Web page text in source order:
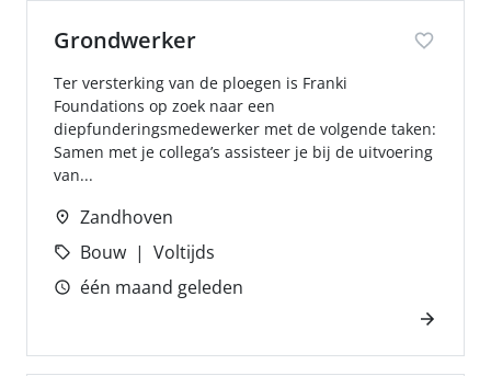
Grondwerker
Ter versterking van de ploegen is Franki
Foundations op zoek naar een
diepfunderingsmedewerker met de volgende taken:
Samen met je collega’s assisteer je bij de uitvoering
van...
Zandhoven
Bouw
Voltijds
één maand geleden